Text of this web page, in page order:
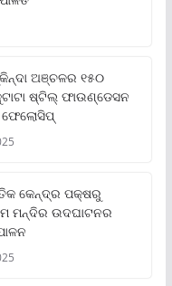
ଅଞ୍ଚଳର ୧୫୦
ଷ୍ଟିଲ୍ ଫାଉଣ୍ଡେସନ
କେନ୍ଦ୍ର ପକ୍ଷରୁ
ମନ୍ଦିର ଉଦଘାଟନର